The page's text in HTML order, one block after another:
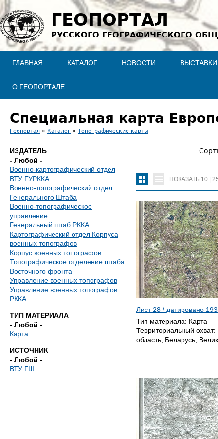
Jump to navigation
ГЕОПОРТАЛ
РУССКОГО ГЕОГРАФИЧЕСКОГО
ГЛАВНАЯ КАТАЛОГ НОВОСТИ ВЫСТАВКИ
О ГЕОПОРТАЛЕ
Специальная карта
В
ы
з
д
е
с
ь
Геопортал » Каталог » Топографические карты
ИЗДАТЕЛЬ
- Любой -
Военно-картографический отдел
ВТУ ГУРККА
Военно-топографический отдел
Генерального Штаба
Военно-топографическое
управление
Генеральный штаб РККА
Картографический отдел Корпуса
военных топографов
Корпус военных топографов
Топографическое отделение штаба
Восточного фронта
Управление военных топографов
Управление военных топографов
РККА
ТИП МАТЕРИАЛА
- Любой -
Карта
ИСТОЧНИК
- Любой -
ВТУ ГШ
ПОКАЗАТЬ 10
Лист 28 / датировано
Тип материала: Карта
Территориальный охват:
область, Беларусь,